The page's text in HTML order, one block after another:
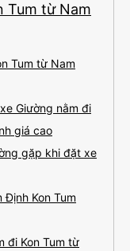
Tum từ Nam
Tum từ Nam
Giường nằm đi
giá cao
gặp khi đặt xe
Kon Tum
đi Kon Tum từ